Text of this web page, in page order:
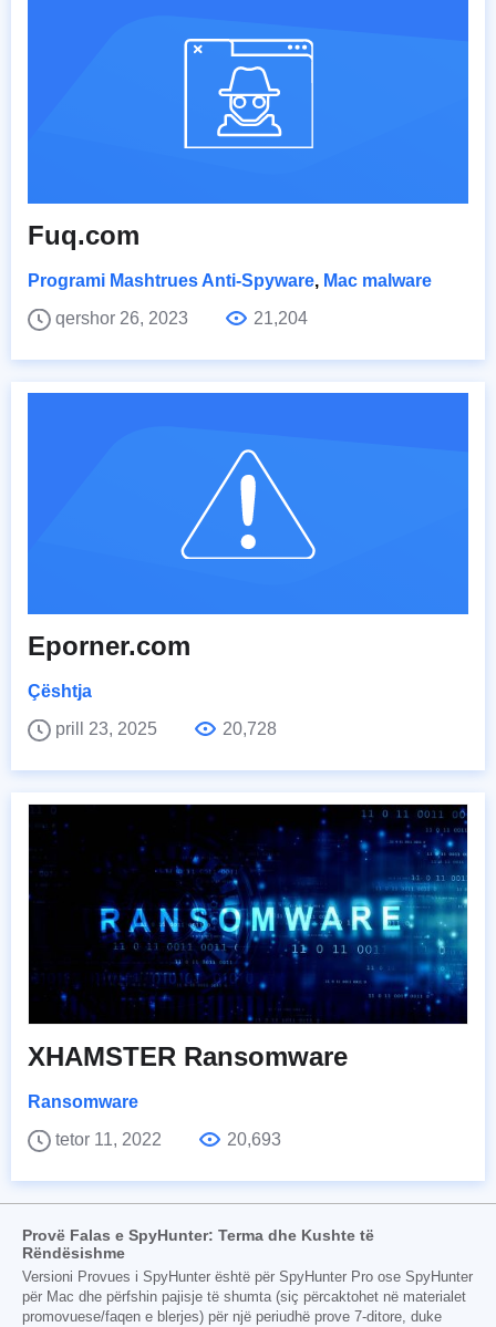
Fuq.com
Programi Mashtrues Anti-Spyware, Mac malware
qershor 26, 2023
21,204
Eporner.com
Çështja
prill 23, 2025
20,728
XHAMSTER Ransomware
Ransomware
tetor 11, 2022
20,693
Provë Falas e SpyHunter: Terma dhe Kushte të
Rëndësishme
Versioni Provues i SpyHunter është për SpyHunter Pro ose SpyHunter
për Mac dhe përfshin pajisje të shumta (siç përcaktohet në materialet
promovuese/faqen e blerjes) për një periudhë prove 7-ditore, duke